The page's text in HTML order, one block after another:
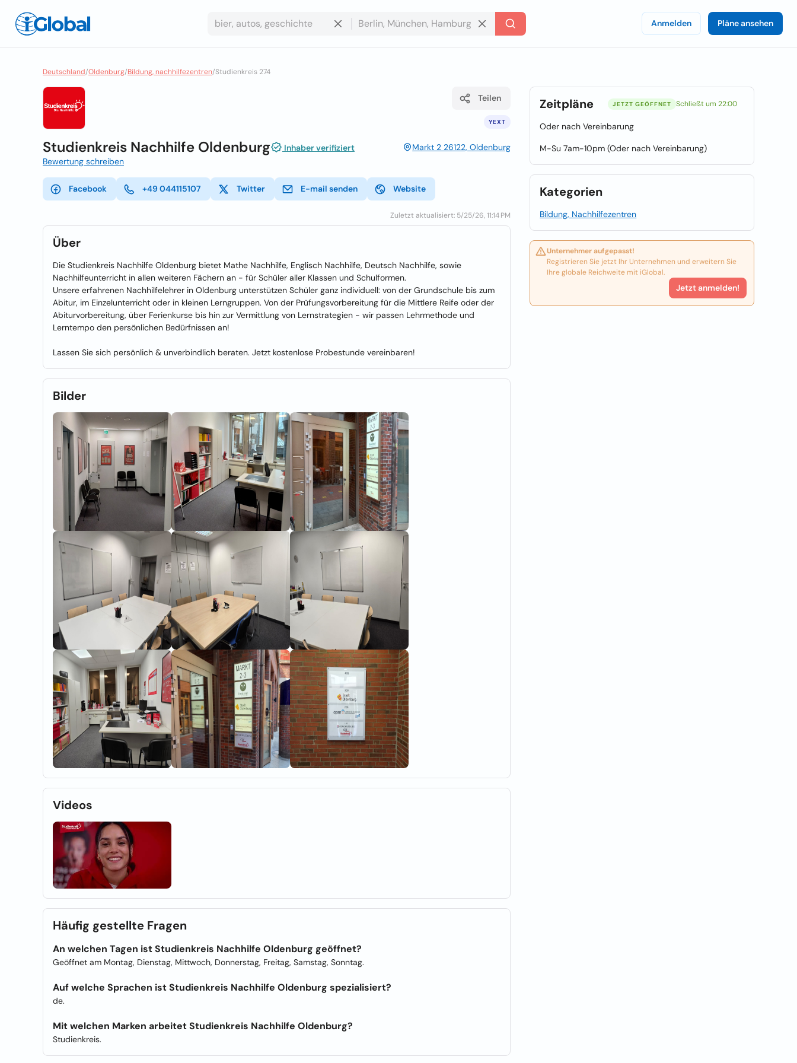
Anmelden Pläne ansehen
Deutschland/Oldenburg/Bildung, nachhilfezentren/Studienkreis 274
YEXT
Teilen
Studienkreis Nachhilfe Oldenburg Inhaber verifiziert
Markt 2 26122, Oldenburg
Bewertung schreiben
Facebook +49 044115107 Twitter E-mail senden Website
Zuletzt aktualisiert: 5/25/26, 11:14 PM
Über
Die Studienkreis Nachhilfe Oldenburg bietet Mathe Nachhilfe, Englisch Nachhilfe, Deutsch Nachhilfe, sowie
Nachhilfeunterricht in allen weiteren Fächern an - für Schüler aller Klassen und Schulformen.
Unsere erfahrenen Nachhilfelehrer in Oldenburg unterstützen Schüler ganz individuell: von der Grundschule bis zum
Abitur, im Einzelunterricht oder in kleinen Lerngruppen. Von der Prüfungsvorbereitung für die Mittlere Reife oder der
Abiturvorbereitung, über Ferienkurse bis hin zur Vermittlung von Lernstrategien - wir passen Lehrmethode und
Lerntempo den persönlichen Bedürfnissen an!
Lassen Sie sich persönlich & unverbindlich beraten. Jetzt kostenlose Probestunde vereinbaren!
Bilder
Videos
Häufig gestellte Fragen
An welchen Tagen ist Studienkreis Nachhilfe Oldenburg geöffnet?
Geöffnet am Montag, Dienstag, Mittwoch, Donnerstag, Freitag, Samstag, Sonntag.
Auf welche Sprachen ist Studienkreis Nachhilfe Oldenburg spezialisiert?
de.
Mit welchen Marken arbeitet Studienkreis Nachhilfe Oldenburg?
Studienkreis.
Zeitpläne JETZT GEÖFFNET Schließt um 22:00
Oder nach Vereinbarung
M-Su 7am-10pm (Oder nach Vereinbarung)
Kategorien
Bildung, Nachhilfezentren
Unternehmer aufgepasst!
Registrieren Sie jetzt Ihr Unternehmen und erweitern Sie
Ihre globale Reichweite mit iGlobal.
Jetzt anmelden!